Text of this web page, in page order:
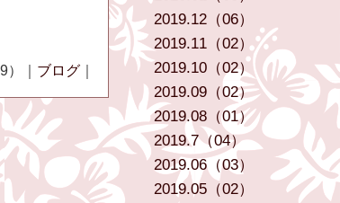
｜ ブログ
2019.12（06）
2019.11（02）
2019.10（02）
2019.09（02）
2019.08（01）
2019.7（04）
2019.06（03）
2019.05（02）